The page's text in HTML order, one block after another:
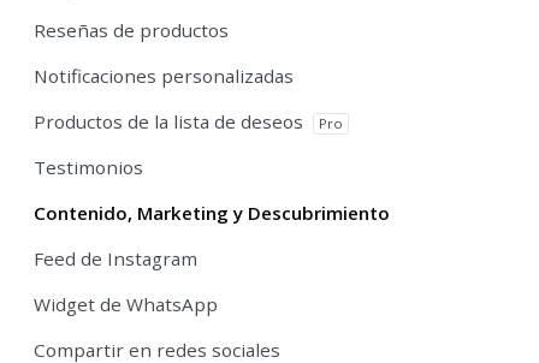
Reseñas de productos
Notificaciones personalizadas
Productos de la lista de deseos
Pro
Testimonios
Contenido, Marketing y Descubrimiento
Feed de Instagram
Widget de WhatsApp
Compartir en redes sociales